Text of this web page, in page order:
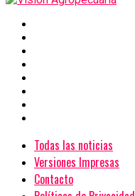
Todas las noticias
Versiones Impresas
Contacto